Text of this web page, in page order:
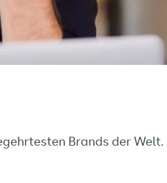
Brands der Welt.